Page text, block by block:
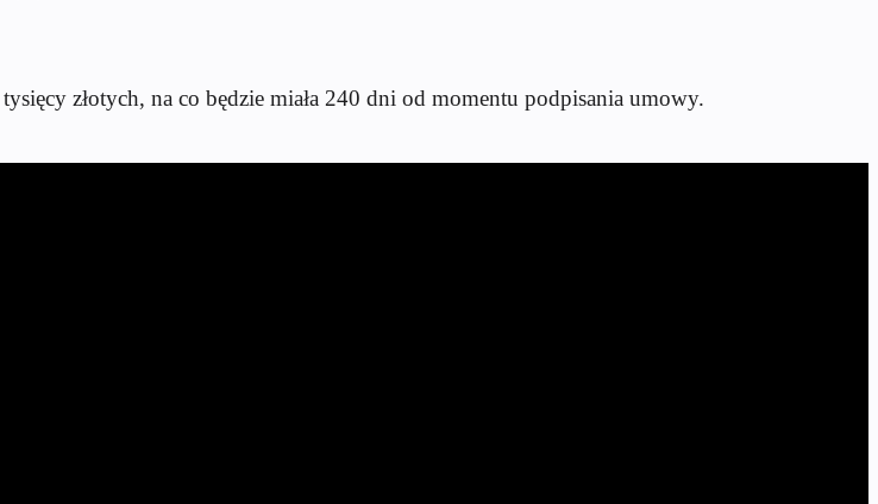
złotych, na co będzie miała 240 dni od momentu podpisania umowy.